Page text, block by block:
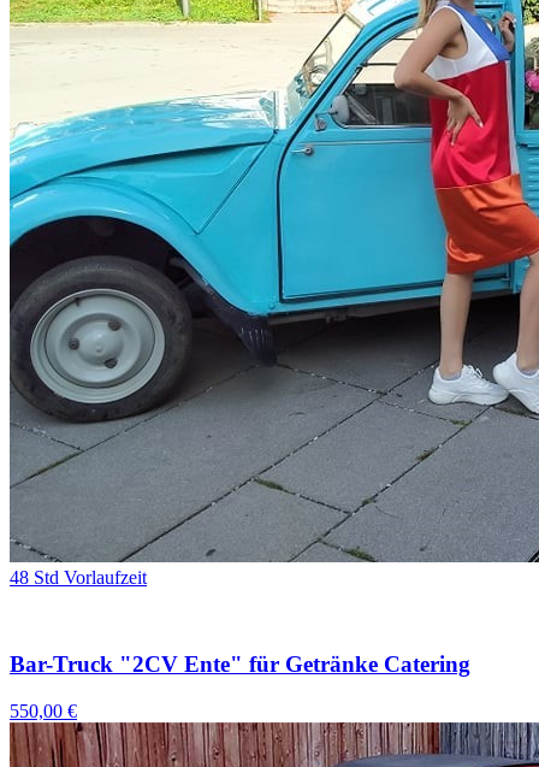
48 Std Vorlaufzeit
Bar-Truck "2CV Ente" für Getränke Catering
550,00 €